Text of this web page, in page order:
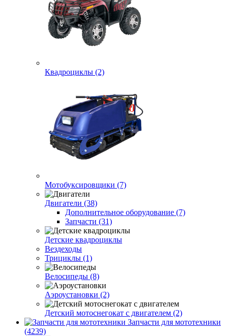
Квадроциклы (2)
Мотобуксировщики (7)
Двигатели (38)
Дополнительное оборудование (7)
Запчасти (31)
Детские квадроциклы
Вездеходы
Трициклы (1)
Велосипеды (8)
Аэроустановки (2)
Детский мотоснегокат с двигателем (2)
Запчасти для мототехники
(4239)